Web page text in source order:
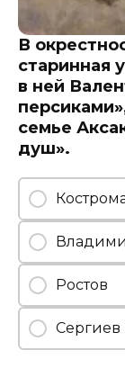
В
старинная
в ней
семье
душ».
Ростов
Сергиев